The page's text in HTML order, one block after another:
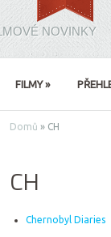
NOVINKY
FILMY»
Domů » CH
CH
Chernobyl Diaries